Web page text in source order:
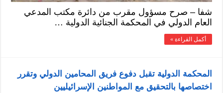
شفا – صرح مسؤول مقرب من دائرة مكتب المدعي
العام الدولي في المحكمة الجنائية الدولية …
أكمل القراءة »
المحكمة الدولية تقبل دفوع فريق المحامين الدولي وتقرر
اختصاصها بالتحقيق مع المواطنين الإسرائيليين